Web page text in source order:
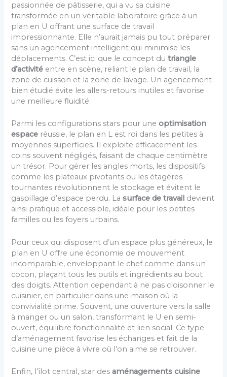
passionnée de pâtisserie, qui a vu sa cuisine
transformée en un véritable laboratoire grâce à un
plan en U offrant une surface de travail
impressionnante. Elle n’aurait jamais pu tout préparer
sans un agencement intelligent qui minimise les
déplacements. C’est ici que le concept dutriangle
d’activité entre en scène, reliant le plan de travail, la
zone de cuisson et la zone de lavage. Un agencement
bien étudié évite les allers-retours inutiles et favorise
une meilleure fluidité.
Parmi les configurations stars pour uneoptimisation
espace réussie, le plan en L est roi dans les petites à
moyennes superficies. Il exploite efficacement les
coins souvent négligés, faisant de chaque centimètre
un trésor. Pour gérer les angles morts, les dispositifs
comme les plateaux pivotants ou les étagères
tournantes révolutionnent le stockage et évitent le
gaspillage d’espace perdu. Lasurface de travail devient
ainsi pratique et accessible, idéale pour les petites
familles ou les foyers urbains.
Pour ceux qui disposent d’un espace plus généreux, le
plan en U offre une économie de mouvement
incomparable, enveloppant le chef comme dans un
cocon, plaçant tous les outils et ingrédients au bout
des doigts. Attention cependant à ne pas cloisonner le
cuisinier, en particulier dans une maison où la
convivialité prime. Souvent, une ouverture vers la salle
à manger ou un salon, transformant le U en semi-
ouvert, équilibre fonctionnalité et lien social. Ce type
d’aménagement favorise les échanges et fait de la
cuisine une pièce à vivre où l’on aime se retrouver.
Enfin, l’îlot central, star desaménagements cuisine